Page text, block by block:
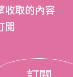
收取的內容
閲